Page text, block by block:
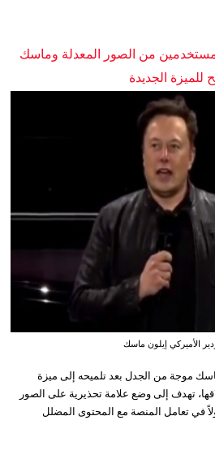
من الصور المعدلة وماسك
للميزة الجديدة
الأميركي إيلون ماسك
ماسك موجة من الجدل بعد تلميحه إلى ميزة
تهدف إلى وضع علامة تحذيرية على الصور
في تعامل المنصة مع المحتوى المضلل